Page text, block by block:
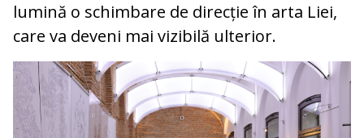
lumină o schimbare de direcție în arta Liei,
care va deveni mai vizibilă ulterior.